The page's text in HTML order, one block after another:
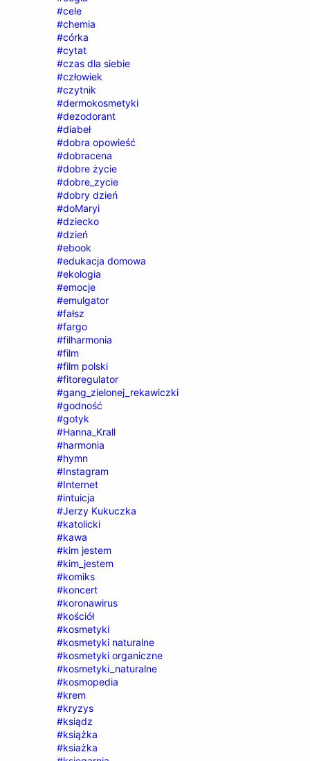
#cele
#chemia
#córka
#cytat
#czas dla siebie
#człowiek
#czytnik
#dermokosmetyki
#dezodorant
#diabeł
#dobra opowieść
#dobracena
#dobre życie
#dobre_zycie
#dobry dzień
#doMaryi
#dziecko
#dzień
#ebook
#edukacja domowa
#ekologia
#emocje
#emulgator
#fałsz
#fargo
#filharmonia
#film
#film polski
#fitoregulator
#gang_zielonej_rekawiczki
#godność
#gotyk
#Hanna_Krall
#harmonia
#hymn
#Instagram
#Internet
#intuicja
#Jerzy Kukuczka
#katolicki
#kawa
#kim jestem
#kim_jestem
#komiks
#koncert
#koronawirus
#kościół
#kosmetyki
#kosmetyki naturalne
#kosmetyki organiczne
#kosmetyki_naturalne
#kosmopedia
#krem
#kryzys
#ksiądz
#książka
#ksiażka